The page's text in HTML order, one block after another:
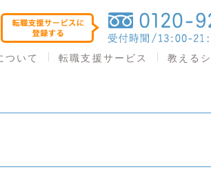
ついて 転職支援サービス 教える